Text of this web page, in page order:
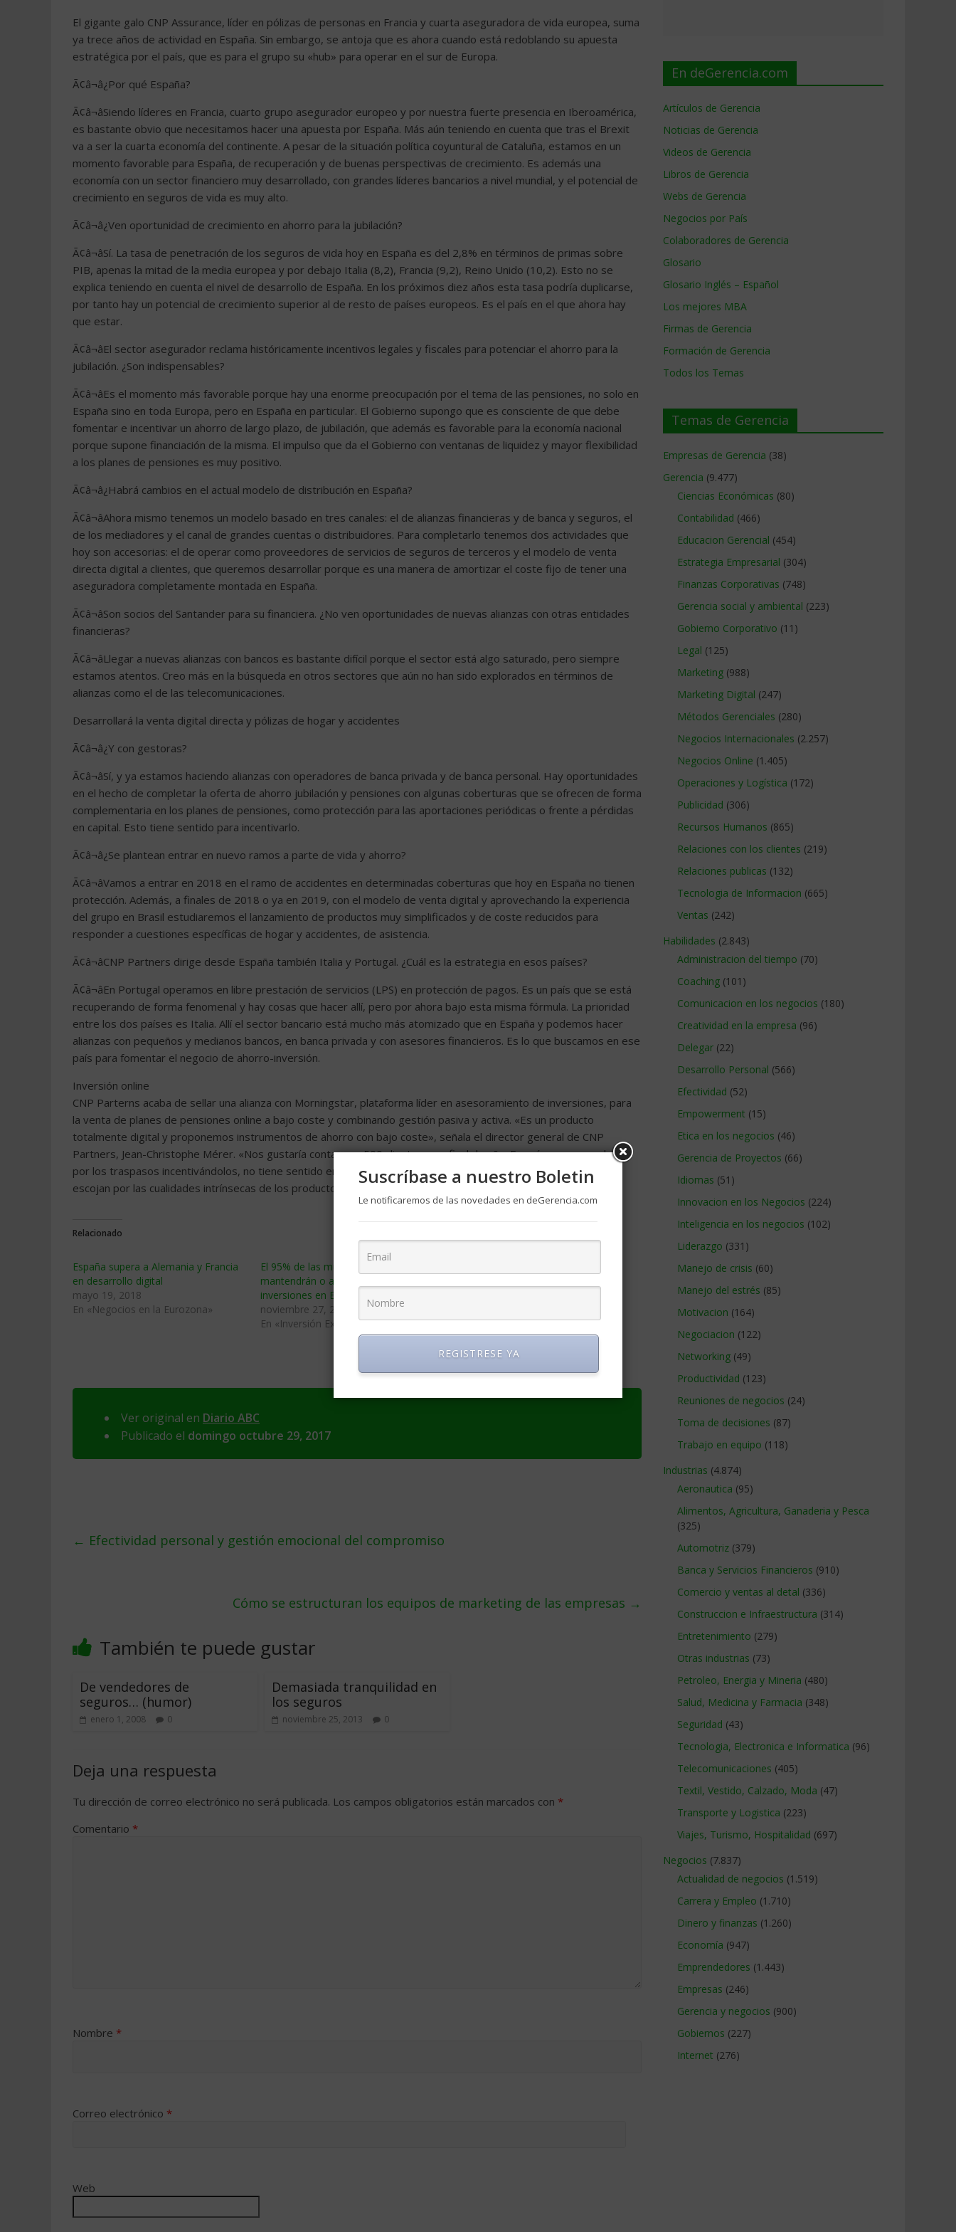
El gigante galo CNP Assurance, líder en pólizas de personas en Francia y cuarta aseguradora de vida europea, suma
ya trece años de actividad en España. Sin embargo, se antoja que es ahora cuando está redoblando su apuesta
estratégica por el país, que es para el grupo su «hub» para operar en el sur de Europa.
Ã¢â¬â¿Por qué España?
Ã¢â¬âSiendo líderes en Francia, cuarto grupo asegurador europeo y por nuestra fuerte presencia en Iberoamérica,
es bastante obvio que necesitamos hacer una apuesta por España. Más aún teniendo en cuenta que tras el Brexit
va a ser la cuarta economía del continente. A pesar de la situación política coyuntural de Cataluña, estamos en un
momento favorable para España, de recuperación y de buenas perspectivas de crecimiento. Es además una
economía con un sector financiero muy desarrollado, con grandes líderes bancarios a nivel mundial, y el potencial de
crecimiento en seguros de vida es muy alto.
Ã¢â¬â¿Ven oportunidad de crecimiento en ahorro para la jubilación?
Ã¢â¬âSí. La tasa de penetración de los seguros de vida hoy en España es del 2,8% en términos de primas sobre
PIB, apenas la mitad de la media europea y por debajo Italia (8,2), Francia (9,2), Reino Unido (10,2). Esto no se
explica teniendo en cuenta el nivel de desarrollo de España. En los próximos diez años esta tasa podría duplicarse,
por tanto hay un potencial de crecimiento superior al de resto de países europeos. Es el país en el que ahora hay
que estar.
Ã¢â¬âEl sector asegurador reclama históricamente incentivos legales y fiscales para potenciar el ahorro para la
jubilación. ¿Son indispensables?
Ã¢â¬âEs el momento más favorable porque hay una enorme preocupación por el tema de las pensiones, no solo en
España sino en toda Europa, pero en España en particular. El Gobierno supongo que es consciente de que debe
fomentar e incentivar un ahorro de largo plazo, de jubilación, que además es favorable para la economía nacional
porque supone financiación de la misma. El impulso que da el Gobierno con ventanas de liquidez y mayor flexibilidad
a los planes de pensiones es muy positivo.
Ã¢â¬â¿Habrá cambios en el actual modelo de distribución en España?
Ã¢â¬âAhora mismo tenemos un modelo basado en tres canales: el de alianzas financieras y de banca y seguros, el
de los mediadores y el canal de grandes cuentas o distribuidores. Para completarlo tenemos dos actividades que
hoy son accesorias: el de operar como proveedores de servicios de seguros de terceros y el modelo de venta
directa digital a clientes, que queremos desarrollar porque es una manera de amortizar el coste fijo de tener una
aseguradora completamente montada en España.
Ã¢â¬âSon socios del Santander para su financiera. ¿No ven oportunidades de nuevas alianzas con otras entidades
financieras?
Ã¢â¬âLlegar a nuevas alianzas con bancos es bastante difícil porque el sector está algo saturado, pero siempre
estamos atentos. Creo más en la búsqueda en otros sectores que aún no han sido explorados en términos de
alianzas como el de las telecomunicaciones.
Desarrollará la venta digital directa y pólizas de hogar y accidentes
Ã¢â¬â¿Y con gestoras?
Ã¢â¬âSí, y ya estamos haciendo alianzas con operadores de banca privada y de banca personal. Hay oportunidades
en el hecho de completar la oferta de ahorro jubilación y pensiones con algunas coberturas que se ofrecen de forma
complementaria en los planes de pensiones, como protección para las aportaciones periódicas o frente a pérdidas
en capital. Esto tiene sentido para incentivarlo.
Ã¢â¬â¿Se plantean entrar en nuevo ramos a parte de vida y ahorro?
Ã¢â¬âVamos a entrar en 2018 en el ramo de accidentes en determinadas coberturas que hoy en España no tienen
protección. Además, a finales de 2018 o ya en 2019, con el modelo de venta digital y aprovechando la experiencia
del grupo en Brasil estudiaremos el lanzamiento de productos muy simplificados y de coste reducidos para
responder a cuestiones específicas de hogar y accidentes, de asistencia.
Ã¢â¬âCNP Partners dirige desde España también Italia y Portugal. ¿Cuál es la estrategia en esos países?
Ã¢â¬âEn Portugal operamos en libre prestación de servicios (LPS) en protección de pagos. Es un país que se está
recuperando de forma fenomenal y hay cosas que hacer allí, pero por ahora bajo esta misma fórmula. La prioridad
entre los dos países es Italia. Allí el sector bancario está mucho más atomizado que en España y podemos hacer
alianzas con pequeños y medianos bancos, en banca privada y con asesores financieros. Es lo que buscamos en ese
país para fomentar el negocio de ahorro-inversión.
Inversión online
CNP Parterns acaba de sellar una alianza con Morningstar, plataforma líder en asesoramiento de inversiones, para
la venta de planes de pensiones online a bajo coste y combinando gestión pasiva y activa. «Es un producto
totalmente digital y proponemos instrumentos de ahorro con bajo coste», señala el director general de CNP
Partners, Jean-Christophe Mérer. «Nos gustaría contar con 500 clientes ya a final de año. Eso sí, no vamos a luchar
por los traspasos incentivándolos, no tiene sentido en productos de jubilación a largo plazo. Queremos que nos
escojan por las cualidades intrínsecas de los productos», añade.
Relacionado
España supera a Alemania y Francia
en desarrollo digital
mayo 19, 2018
En «Negocios en la Eurozona»
El 95% de las multinacionales
mantendrán o aumentarán sus
inversiones en España
noviembre 27, 2017
En «Inversión Extranjera»
Ver original en Diario ABC
Publicado el domingo octubre 29, 2017
← Efectividad personal y gestión emocional del compromiso
Cómo se estructuran los equipos de marketing de las empresas →
También te puede gustar
De vendedores de
seguros… (humor)
enero 1, 2008 0
Demasiada tranquilidad en
los seguros
noviembre 25, 2013 0
Deja una respuesta
Tu dirección de correo electrónico no será publicada. Los campos obligatorios están marcados con *
Comentario *
Nombre *
Correo electrónico *
Web
En deGerencia.com
Artículos de Gerencia
Noticias de Gerencia
Videos de Gerencia
Libros de Gerencia
Webs de Gerencia
Negocios por País
Colaboradores de Gerencia
Glosario
Glosario Inglés – Español
Los mejores MBA
Firmas de Gerencia
Formación de Gerencia
Todos los Temas
Temas de Gerencia
Empresas de Gerencia (38)
Gerencia (9.477)
Ciencias Económicas (80)
Contabilidad (466)
Educacion Gerencial (454)
Estrategia Empresarial (304)
Finanzas Corporativas (748)
Gerencia social y ambiental (223)
Gobierno Corporativo (11)
Legal (125)
Marketing (988)
Marketing Digital (247)
Métodos Gerenciales (280)
Negocios Internacionales (2.257)
Negocios Online (1.405)
Operaciones y Logística (172)
Publicidad (306)
Recursos Humanos (865)
Relaciones con los clientes (219)
Relaciones publicas (132)
Tecnologia de Informacion (665)
Ventas (242)
Habilidades (2.843)
Administracion del tiempo (70)
Coaching (101)
Comunicacion en los negocios (180)
Creatividad en la empresa (96)
Delegar (22)
Desarrollo Personal (566)
Efectividad (52)
Empowerment (15)
Etica en los negocios (46)
Gerencia de Proyectos (66)
Idiomas (51)
Innovacion en los Negocios (224)
Inteligencia en los negocios (102)
Liderazgo (331)
Manejo de crisis (60)
Manejo del estrés (85)
Motivacion (164)
Negociacion (122)
Networking (49)
Productividad (123)
Reuniones de negocios (24)
Toma de decisiones (87)
Trabajo en equipo (118)
Industrias (4.874)
Aeronautica (95)
Alimentos, Agricultura, Ganaderia y Pesca
(325)
Automotriz (379)
Banca y Servicios Financieros (910)
Comercio y ventas al detal (336)
Construccion e Infraestructura (314)
Entretenimiento (279)
Otras industrias (73)
Petroleo, Energia y Mineria (480)
Salud, Medicina y Farmacia (348)
Seguridad (43)
Tecnologia, Electronica e Informatica (96)
Telecomunicaciones (405)
Textil, Vestido, Calzado, Moda (47)
Transporte y Logistica (223)
Viajes, Turismo, Hospitalidad (697)
Negocios (7.837)
Actualidad de negocios (1.519)
Carrera y Empleo (1.710)
Dinero y finanzas (1.260)
Economía (947)
Emprendedores (1.443)
Empresas (246)
Gerencia y negocios (900)
Gobiernos (227)
Internet (276)
Suscríbase a nuestro Boletin
Le notificaremos de las novedades en deGerencia.com
REGISTRESE YA